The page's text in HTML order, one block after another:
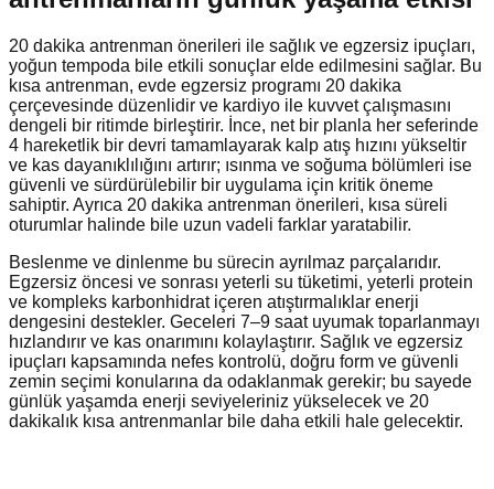
20 dakika antrenman önerileri ile sağlık ve egzersiz ipuçları,
yoğun tempoda bile etkili sonuçlar elde edilmesini sağlar. Bu
kısa antrenman, evde egzersiz programı 20 dakika
çerçevesinde düzenlidir ve kardiyo ile kuvvet çalışmasını
dengeli bir ritimde birleştirir. İnce, net bir planla her seferinde
4 hareketlik bir devri tamamlayarak kalp atış hızını yükseltir
ve kas dayanıklılığını artırır; ısınma ve soğuma bölümleri ise
güvenli ve sürdürülebilir bir uygulama için kritik öneme
sahiptir. Ayrıca 20 dakika antrenman önerileri, kısa süreli
oturumlar halinde bile uzun vadeli farklar yaratabilir.
Beslenme ve dinlenme bu sürecin ayrılmaz parçalarıdır.
Egzersiz öncesi ve sonrası yeterli su tüketimi, yeterli protein
ve kompleks karbonhidrat içeren atıştırmalıklar enerji
dengesini destekler. Geceleri 7–9 saat uyumak toparlanmayı
hızlandırır ve kas onarımını kolaylaştırır. Sağlık ve egzersiz
ipuçları kapsamında nefes kontrolü, doğru form ve güvenli
zemin seçimi konularına da odaklanmak gerekir; bu sayede
günlük yaşamda enerji seviyeleriniz yükselecek ve 20
dakikalık kısa antrenmanlar bile daha etkili hale gelecektir.